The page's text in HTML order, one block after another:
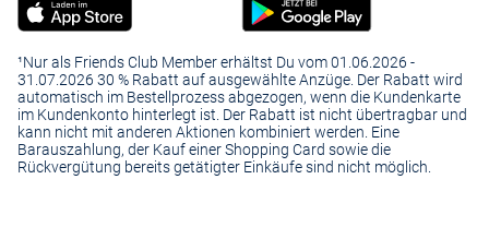
¹Nur als Friends Club Member erhältst Du vom 01.06.2026 -
31.07.2026 30 % Rabatt auf ausgewählte Anzüge. Der Rabatt wird
automatisch im Bestellprozess abgezogen, wenn die Kundenkarte
im Kundenkonto hinterlegt ist. Der Rabatt ist nicht übertragbar und
kann nicht mit anderen Aktionen kombiniert werden. Eine
Barauszahlung, der Kauf einer Shopping Card sowie die
Rückvergütung bereits getätigter Einkäufe sind nicht möglich.